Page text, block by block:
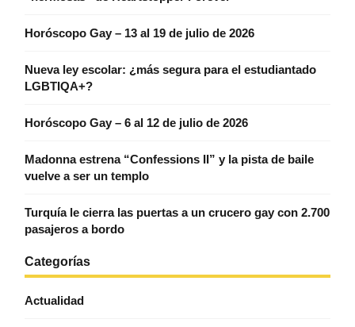
Horóscopo Gay – 13 al 19 de julio de 2026
Nueva ley escolar: ¿más segura para el estudiantado
LGBTIQA+?
Horóscopo Gay – 6 al 12 de julio de 2026
Madonna estrena “Confessions II” y la pista de baile
vuelve a ser un templo
Turquía le cierra las puertas a un crucero gay con 2.700
pasajeros a bordo
Categorías
Actualidad